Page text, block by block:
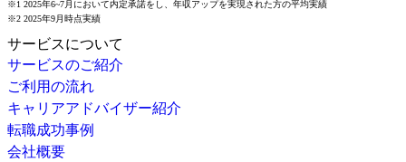
※1 2025年6~7月において内定承諾をし、年収アップを実現された方の平均実績
※2 2025年9月時点実績
サービスについて
サービスのご紹介
ご利用の流れ
キャリアアドバイザー紹介
転職成功事例
会社概要